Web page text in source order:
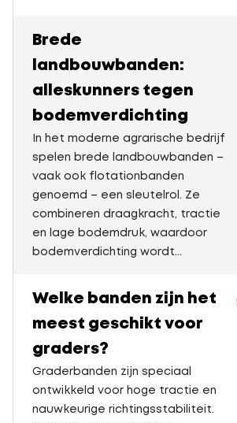
Brede
landbouwbanden:
alleskunners tegen
bodemverdichting
In het moderne agrarische bedrijf
spelen brede landbouwbanden –
vaak ook flotationbanden
genoemd – een sleutelrol. Ze
combineren draagkracht, tractie
en lage bodemdruk, waardoor
bodemverdichting wordt...
Welke banden zijn het
meest geschikt voor
graders?
Graderbanden zijn speciaal
ontwikkeld voor hoge tractie en
nauwkeurige richtingsstabiliteit.